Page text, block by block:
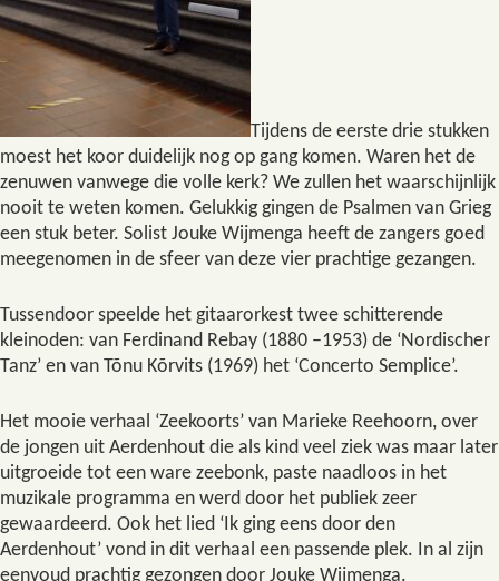
Tijdens de eerste drie stukken
moest het koor duidelijk nog op gang komen. Waren het de
zenuwen vanwege die volle kerk? We zullen het waarschijnlijk
nooit te weten komen. Gelukkig gingen de Psalmen van Grieg
een stuk beter. Solist Jouke Wijmenga heeft de zangers goed
meegenomen in de sfeer van deze vier prachtige gezangen.
Tussendoor speelde het gitaarorkest twee schitterende
kleinoden: van Ferdinand Rebay (1880 –1953) de ‘Nordischer
Tanz’ en van Tõnu Kõrvits (1969) het ‘Concerto Semplice’.
Het mooie verhaal ‘Zeekoorts’ van Marieke Reehoorn, over
de jongen uit Aerdenhout die als kind veel ziek was maar later
uitgroeide tot een ware zeebonk, paste naadloos in het
muzikale programma en werd door het publiek zeer
gewaardeerd. Ook het lied ‘Ik ging eens door den
Aerdenhout’ vond in dit verhaal een passende plek. In al zijn
eenvoud prachtig gezongen door Jouke Wijmenga.